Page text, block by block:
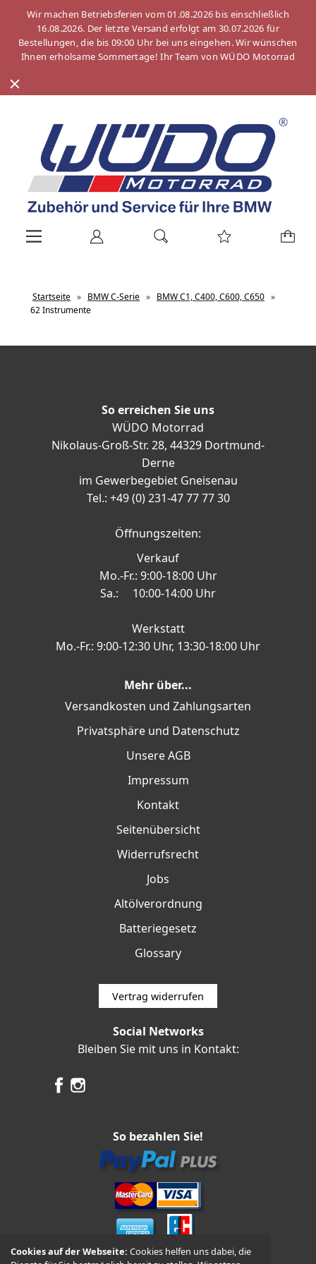
Cookies auf der Webseite:Cookies helfen uns dabei, die
Wir machen Betriebsferien vom 01.08.2026 bis einschließlich
16.08.2026. Der letzte Versand erfolgt am 30.07.2026 für
Bestellungen, die bis 09:00 Uhr bei uns eingehen. Wir wünschen
Ihnen erholsame Sommertage! Ihr Team von WÜDO Motorrad
Startseite » BMW C-Serie » BMW C1, C400, C600, C650 »
62 Instrumente
So erreichen Sie uns
WÜDO Motorrad
Nikolaus-Groß-Str. 28, 44329 Dortmund-
Derne
im Gewerbegebiet Gneisenau
Tel.: +49 (0) 231-47 77 77 30
Öffnungszeiten:
Verkauf
Mo.-Fr.: 9:00-18:00 Uhr
Sa.: 10:00-14:00 Uhr
Werkstatt
Mo.-Fr.: 9:00-12:30 Uhr, 13:30-18:00 Uhr
Mehr über...
Versandkosten und Zahlungsarten
Privatsphäre und Datenschutz
Unsere AGB
Impressum
Kontakt
Seitenübersicht
Widerrufsrecht
Jobs
Altölverordnung
Batteriegesetz
Glossary
Vertrag widerrufen
Social Networks
Bleiben Sie mit uns in Kontakt:
So bezahlen Sie!